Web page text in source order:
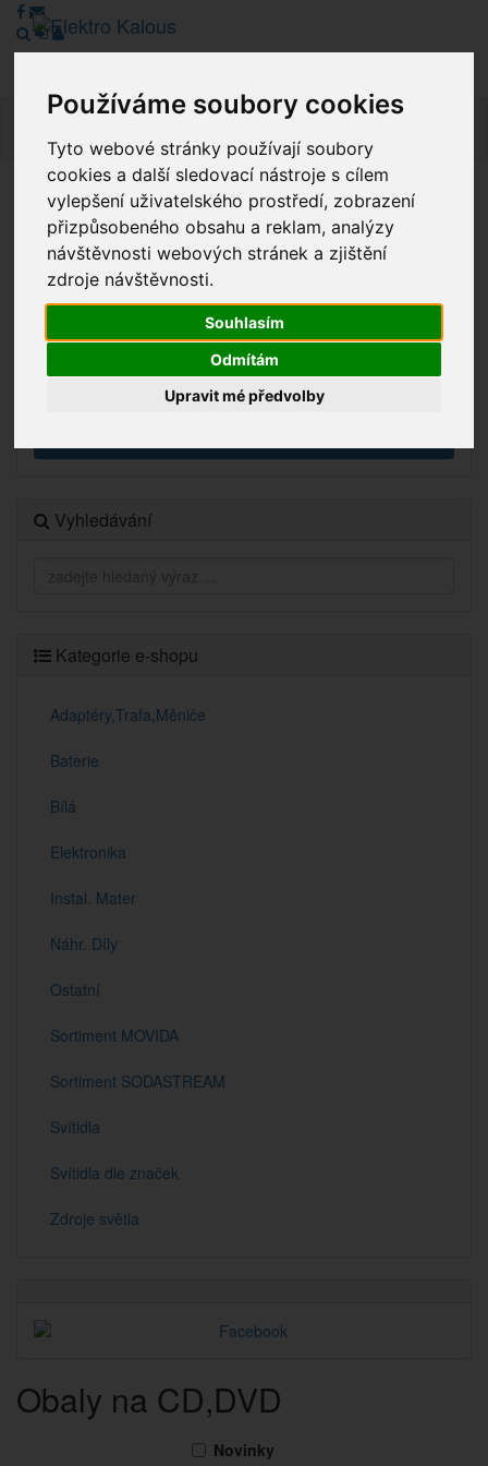
Používáme soubory cookies
Tyto webové stránky používají soubory
cookies a další sledovací nástroje s cílem
vylepšení uživatelského prostředí, zobrazení
přizpůsobeného obsahu a reklam, analýzy
návštěvnosti webových stránek a zjištění
zdroje návštěvnosti.
Souhlasím
Odmítám
Upravit mé předvolby
Vážení zákazníci, v tuto chvíli je Náš internetový obchod v
režimu Katalogu. Objednávky on-line nyní nelze vyřídit.
Děkujeme za pochopení.
Výprodej
Vyhledávání
Kategorie e-shopu
Adaptéry,Trafa,Měniče
Baterie
Bílá
Elektronika
Instal. Mater
Náhr. Díly
Ostatní
Sortiment MOVIDA
Sortiment SODASTREAM
Svítidla
Svítidla dle značek
Zdroje světla
Obaly na CD,DVD
Novinky